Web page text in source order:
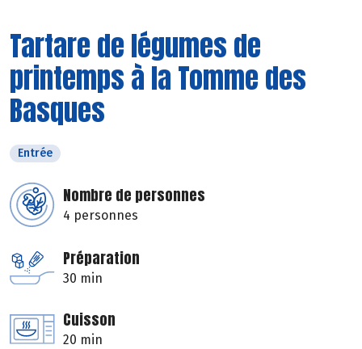
Tartare de légumes de
printemps à la Tomme des
Basques
Entrée
Nombre de personnes
4 personnes
Préparation
30 min
Cuisson
20 min